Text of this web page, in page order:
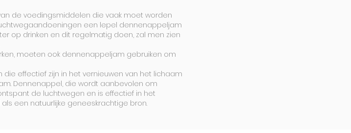
de voedingsmiddelen die vaak moet worden
een lepel dennenappeljam
op drinken en dit regelmatig doen, zal men zien
moeten ook dennenappeljam gebruiken om
effectief zijn in het vernieuwen van het lichaam
Dennenappel, die wordt aanbevolen om
de luchtwegen en is effectief in het
een natuurlijke geneeskrachtige bron.